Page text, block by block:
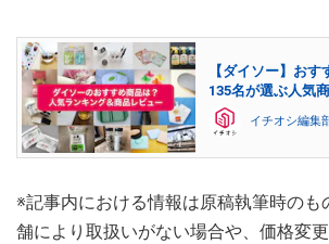
【ダイソー】おす
135名が選ぶ人気
イチオシ編集
※記事内における情報は原稿執筆時のも
舗により取扱いがない場合や、価格変